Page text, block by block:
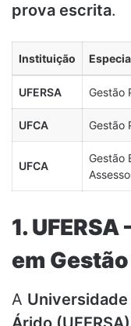
prova escrita.
Instituição
UFERSA Gestão
UFCA Gestão
UFCA
Gestão
1.
em
A Universidade